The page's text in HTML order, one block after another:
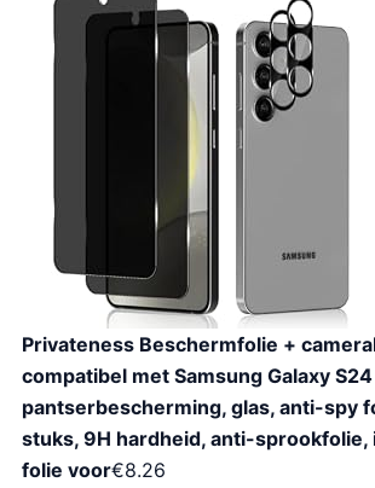
Privateness Beschermfolie +
compatibel met Samsung Galaxy S24
pantserbescherming, glas, anti-spy
stuks, 9H hardheid, anti-
folie voor€8.26